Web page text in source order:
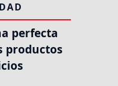
perfecta
productos